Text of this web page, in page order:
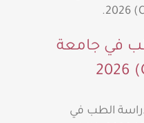
في جامعة
الطب في